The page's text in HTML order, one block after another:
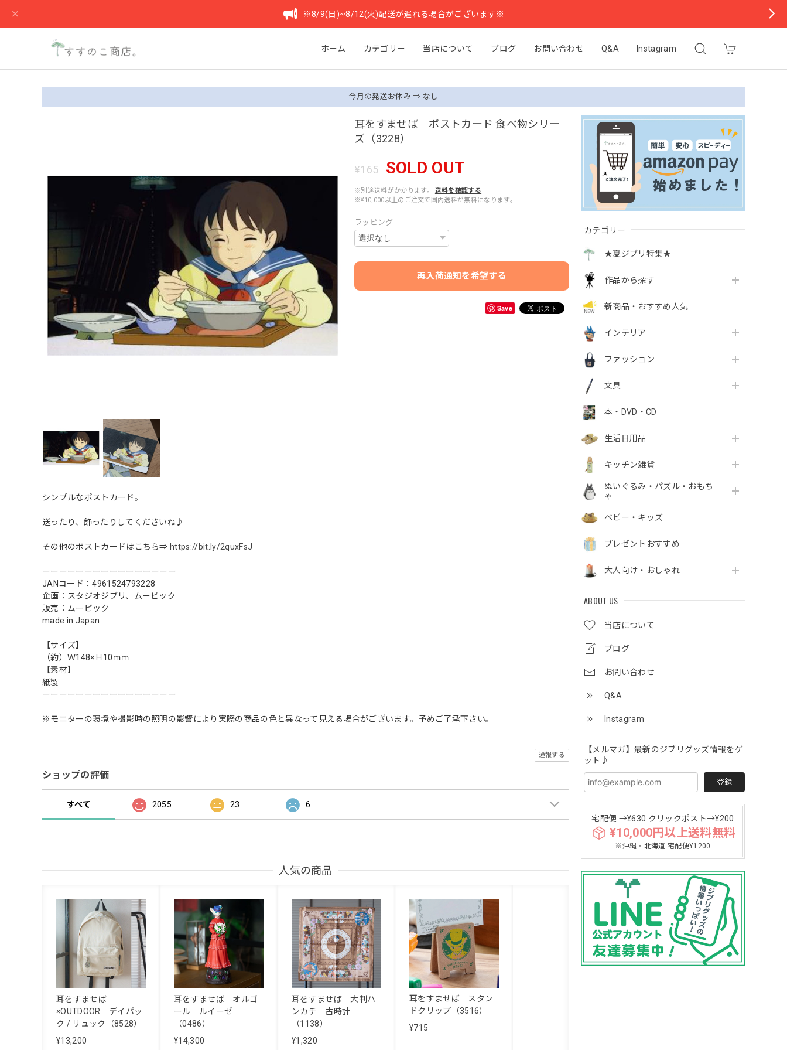
※8/9(日)~8/12(火)配送が遅れる場合がございます※
ホーム カテゴリー 当店について ブログ お問い合わせ Q&A Instagram
今月の発送お休み ⇒ なし
カテゴリー
★夏ジブリ特集★
作品から探す
新商品・おすすめ人気
インテリア
ファッション
文具
本・DVD・CD
生活日用品
キッチン雑貨
ぬいぐるみ・パズル・おもち
ゃ
ベビー・キッズ
プレゼントおすすめ
大人向け・おしゃれ
ABOUT US
当店について
ブログ
お問い合わせ
Q&A
Instagram
【メルマガ】最新のジブリグッズ情報をゲ
ット♪
登録
宅配便 →¥630 クリックポスト→¥200
¥10,000円以上送料無料
※沖縄・北海道 宅配便¥1200
耳をすませば ポストカード 食べ物シリー
ズ（3228）
¥165 SOLD OUT
※別途送料がかかります。
送料を確認する
※¥10,000以上のご注文で国内送料が無料になります。
ラッピング
再入荷通知を希望する
Save
シンプルなポストカード。
送ったり、飾ったりしてくださいね♪
その他のポストカードはこちら⇒https://bit.ly/2quxFsJ
ーーーーーーーーーーーーーーーー
JANコード：4961524793228
企画：スタジオジブリ、ムービック
販売：ムービック
made in Japan
【サイズ】
（約）Ｗ148×Ｈ10ｍｍ
【素材】
紙製
ーーーーーーーーーーーーーーーー
※モニターの環境や撮影時の照明の影響により実際の商品の色と異なって見える場合がございます。予めご了承下さい。
通報する
ショップの評価
すべて 2055 23 6
人気の商品
耳をすませば
×OUTDOOR デイパッ
ク / リュック（8528）
¥13,200
耳をすませば オルゴ
ール ルイーゼ
（0486）
¥14,300
耳をすませば 大判ハ
ンカチ 古時計
（1138）
¥1,320
耳をすませば スタン
ドクリップ（3516）
¥715